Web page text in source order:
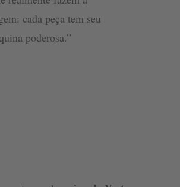
cada peça tem seu
poderosa.”